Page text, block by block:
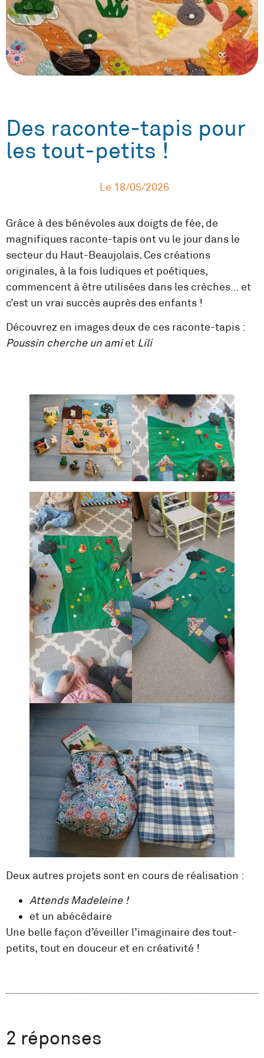
Des raconte-tapis pour
les tout-petits !
Le 18/05/2026
Grâce à des bénévoles aux doigts de fée, de
magnifiques raconte-tapis ont vu le jour dans le
secteur du Haut-Beaujolais. Ces créations
originales, à la fois ludiques et poétiques,
commencent à être utilisées dans les crèches… et
c’est un vrai succès auprès des enfants !
Découvrez en images deux de ces raconte-tapis :
Poussin cherche un amiet Lili
Deux autres projets sont en cours de réalisation :
Attends Madeleine !
et un abécédaire
Une belle façon d’éveiller l’imaginaire des tout-
petits, tout en douceur et en créativité !
2 réponses